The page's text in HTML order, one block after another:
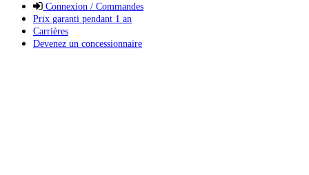
Connexion / Commandes
Prix garanti pendant 1 an
Carrières
Devenez un concessionnaire